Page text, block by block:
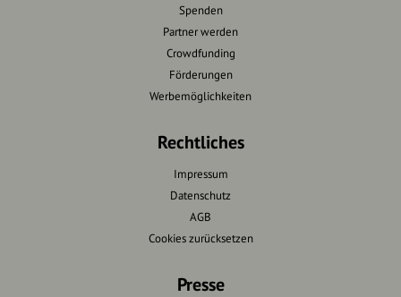
Spenden
Partner werden
Crowdfunding
Förderungen
Werbemöglichkeiten
Rechtliches
Impressum
Datenschutz
AGB
Cookies zurücksetzen
Presse